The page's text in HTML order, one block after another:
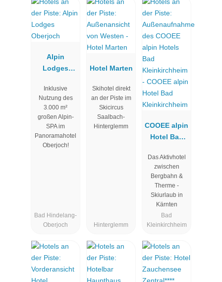
Alpin
Lodges
Inklusive
Nutzung des
3.000 m²
großen Alpin-
SPA im
Panoramahotel
Oberjoch!
Bad Hindelang-
Oberjoch
Hotel Marten
Skihotel direkt
an der Piste im
Skicircus
Saalbach-
Hinterglemm
Hinterglemm
COOEE alpin
Hotel Bad
im
Das Aktivhotel
zwischen
Bergbahn &
Therme -
Skiurlaub in
Kärnten
Bad
Kleinkirchheim